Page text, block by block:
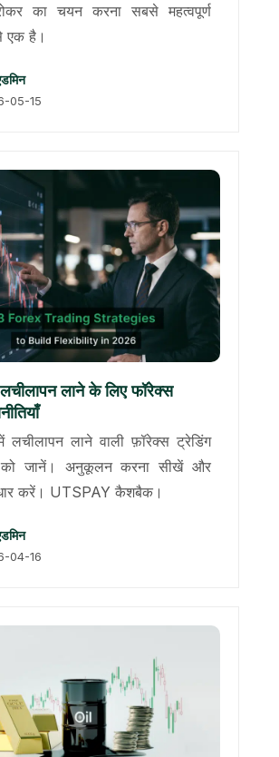
का चयन करना सबसे महत्वपूर्ण
एक है।
05-15
लाने के लिए फॉरेक्स
लचीलापन लाने वाली फ़ॉरेक्स ट्रेडिंग
को जानें। अनुकूलन करना सीखें और
करें। UTSPAY कैशबैक।
04-16